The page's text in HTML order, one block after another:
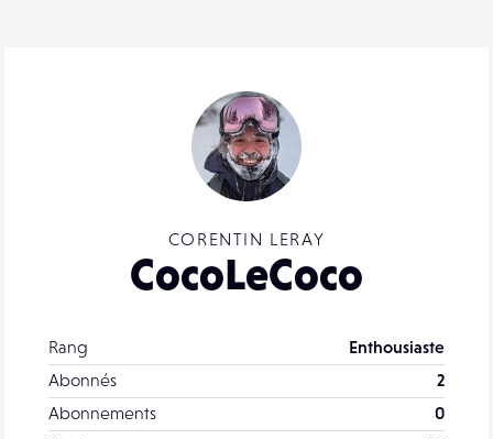
CORENTIN LERAY
CocoLeCoco
Rang
Enthousiaste
Abonnés
2
Abonnements
0